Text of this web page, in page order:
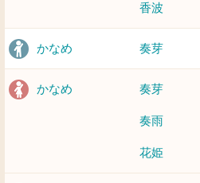
香波
かなめ 奏芽
かなめ 奏芽
奏雨
花姫